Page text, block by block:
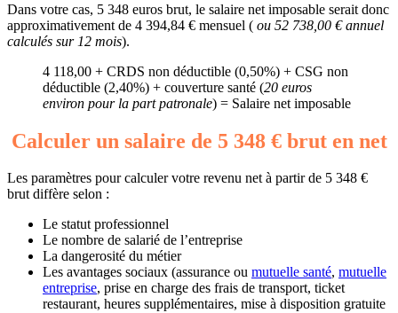
Dans votre cas, 5 348 euros brut, le salaire net imposable serait donc
approximativement de 4 394,84 € mensuel ( ou 52 738,00 € annuel
calculés sur 12 mois).
4 118,00 + CRDS non déductible (0,50%) + CSG non
déductible (2,40%) + couverture santé (20 euros
environ pour la part patronale) = Salaire net imposable
Calculer un salaire de 5 348 € brut en net
Les paramètres pour calculer votre revenu net à partir de 5 348 €
brut diffère selon :
Le statut professionnel
Le nombre de salarié de l’entreprise
La dangerosité du métier
Les avantages sociaux (assurance ou mutuelle santé, mutuelle
entreprise, prise en charge des frais de transport, ticket
restaurant, heures supplémentaires, mise à disposition gratuite